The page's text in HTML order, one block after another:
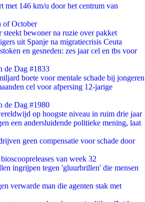
met 146 km/u door het centrum van
of October
steekt bewoner na ruzie over pakket
uit Spanje na migratiecrisis Ceuta
en gesneden: zes jaar cel en tbs voor
de Dag #1833
boete voor mentale schade bij jongeren
cel voor afpersing 12-jarige
de Dag #1980
op hoogste niveau in ruim drie jaar
een andersluidende politieke mening, laat
geen compensatie voor schade door
van week 32
ingrijpen tegen 'gluurbrillen' die mensen
verwarde man die agenten stak met